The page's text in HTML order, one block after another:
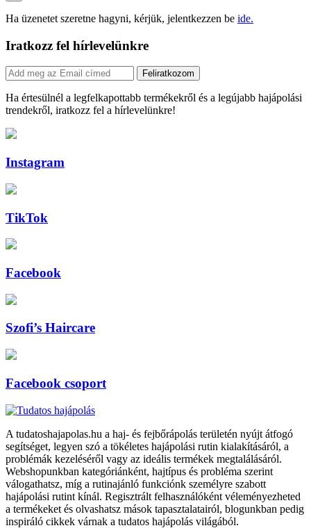
Ha üzenetet szeretne hagyni, kérjük, jelentkezzen be ide.
Iratkozz fel hírlevelünkre
Feliratkozom
Ha értesülnél a legfelkapottabb termékekről és a legújabb hajápolási
trendekről, iratkozz fel a hírlevelünkre!
Instagram
TikTok
Facebook
Szofi’s Haircare
Facebook csoport
A tudatoshajapolas.hu a haj- és fejbőrápolás területén nyújt átfogó
segítséget, legyen szó a tökéletes hajápolási rutin kialakításáról, a
problémák kezeléséről vagy az ideális termékek megtalálásáról.
Webshopunkban kategóriánként, hajtípus és probléma szerint
válogathatsz, míg a rutinajánló funkciónk személyre szabott
hajápolási rutint kínál. Regisztrált felhasználóként véleményezheted
a termékeket és olvashatsz mások tapasztalatairól, blogunkban pedig
inspiráló cikkek várnak a tudatos hajápolás világából.